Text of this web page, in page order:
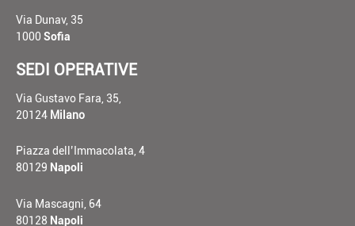
Via Dunav, 35
1000 Sofia
SEDI OPERATIVE
Via Gustavo Fara, 35,
20124 Milano
Piazza dell’Immacolata, 4
80129 Napoli
Via Mascagni, 64
80128 Napoli